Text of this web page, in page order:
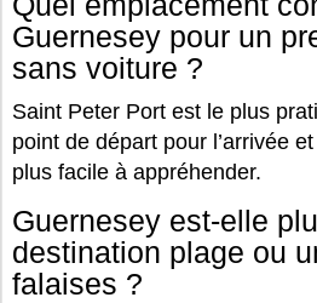
Guernesey pour un
sans voiture ?
Saint Peter Port est le plus
point de départ pour l’arrivée
plus facile à appréhender.
Guernesey est-elle
destination plage ou
falaises ?